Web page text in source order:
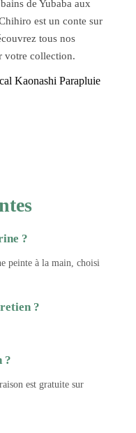
de Yubaba aux
est un conte sur
tous nos
votre collection.
?
peinte à la main, choisi
?
?
est gratuite sur